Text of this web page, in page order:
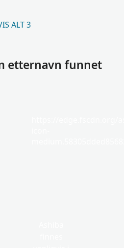
ALT 3
etternavn funnet